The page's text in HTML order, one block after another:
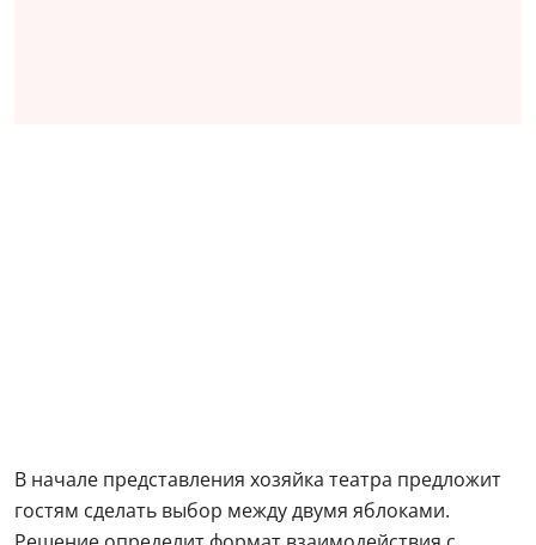
В начале представления хозяйка театра предложит
гостям сделать выбор между двумя яблоками.